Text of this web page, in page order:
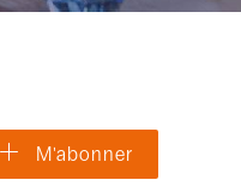
M'abonner